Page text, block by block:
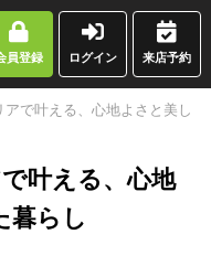
員登録 ログイン 来店予約
アで叶える、心地よさと美し
叶える、心地
暮らし